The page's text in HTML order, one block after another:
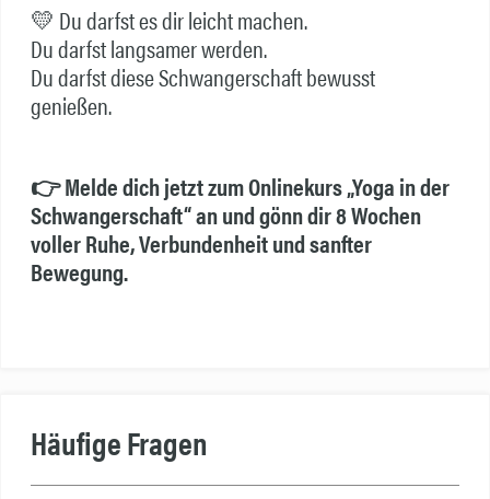
💛 Du darfst es dir leicht machen.
Du darfst langsamer werden.
Du darfst diese Schwangerschaft bewusst
genießen.
👉 Melde dich jetzt zum Onlinekurs „Yoga in der
Schwangerschaft“ an und gönn dir 8 Wochen
voller Ruhe, Verbundenheit und sanfter
Bewegung.
Häufige Fragen